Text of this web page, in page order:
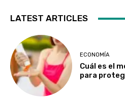
LATEST ARTICLES
ECONOMÍA
Cuál es el
para